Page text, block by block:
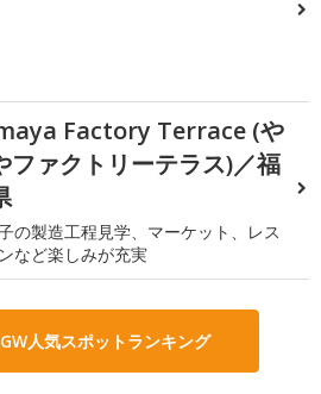
Factory Terrace (や
ファクトリーテラス)／福
の製造工程見学、マーケット、レス
など楽しみが充実
人気スポットランキング